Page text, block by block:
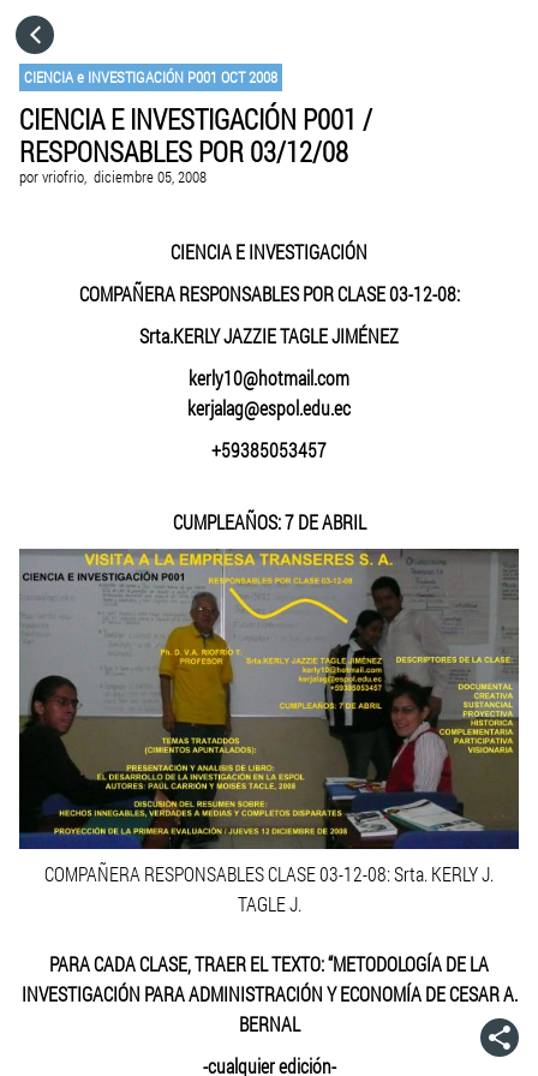
CIENCIA e INVESTIGACIÓN P001 OCT 2008
CIENCIA E INVESTIGACIÓN P001 /
RESPONSABLES POR 03/12/08
porvriofrio, diciembre 05, 2008
CIENCIA E INVESTIGACIÓN
COMPAÑERA RESPONSABLES POR CLASE 03-12-08:
Srta.KERLY JAZZIE TAGLE JIMÉNEZ
kerly10@hotmail.com
kerjalag@espol.edu.ec
+59385053457
CUMPLEAÑOS: 7 DE ABRIL
COMPAÑERA RESPONSABLES CLASE 03-12-08: Srta. KERLY J.
TAGLE J.
PARA CADA CLASE, TRAER EL TEXTO: “METODOLOGÍA DE LA
INVESTIGACIÓN PARA ADMINISTRACIÓN Y ECONOMÍA DE CESAR A.
BERNAL
-cualquier edición-
CATEGORÍAS
VISITA EL SITIO WEB